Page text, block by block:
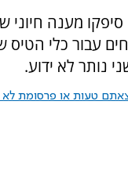
סיפקו מענה חיוני
עבור כלי הטיס
נותר לא ידוע.
טעות או פרסומת לא